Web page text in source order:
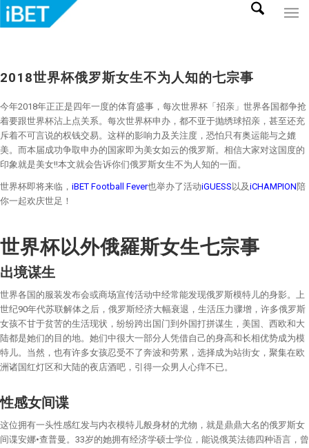
2018世界杯俄罗斯女生不为人知的七宗事
今年2018年正正是四年一度的体育盛事，每次世界杯「招亲」世界各国都争抢
着要跟世界杯沾上点关系。每次世界杯申办，都不亚于抛绣球招亲，甚至还充
斥着不可言说的权钱交易。这样的影响力及关注度，恐怕只有奥运能与之媲
美。而本届成功争取申办的国家即为美女如云的俄罗斯。相信大家对这国度的
印象就是美女!!本文就会告诉你们俄罗斯女生不为人知的一面。
世界杯即将来临， iBET Football Fever也举办了活动iGUESS 以及iCHAMPION陪
你一起欢庆世足！
世界杯以外俄羅斯女生七宗事
出境谋生
世界各国的服装发布会或商场宣传活动中经常能发现俄罗斯模特儿的身影。上
世纪90年代苏联解体之后，俄罗斯经济大幅衰退，生活压力骤增，许多俄罗斯
女孩不甘于贫苦的生活现状，纷纷跨出国门到外国打拼谋生，美国、西欧和大
陆都是她们的目的地。她们中很大一部分人凭借自己的身高和长相优势成为模
特儿。当然，也有许多女孩忍受不了奔波和劳累，选择成为站街女，聚集在欧
洲诸国红灯区和大陆的夜店酒吧，引得一众男人心痒不已。
性感女间谍
这位拥有一头性感红发与内衣模特儿般身材的尤物，就是鼎鼎大名的俄罗斯女
间谍安娜•查普曼。33岁的她拥有经济学硕士学位，能说俄英法德四种语言，曾